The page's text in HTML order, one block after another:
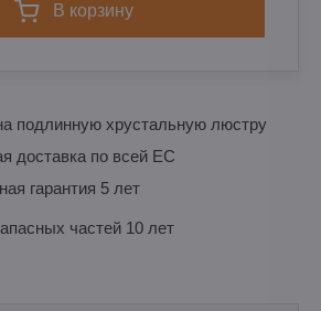
в корзину
подлинную хрустальную люстру
доставка по всей ЕС
гарантия 5 лет
частей 10 лет